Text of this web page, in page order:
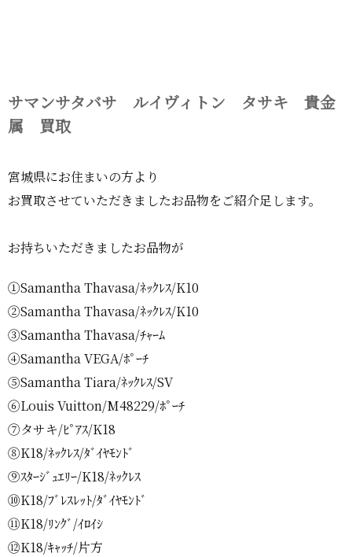
サマンサタバサ ルイヴィトン タサキ 貴金
属 買取
宮城県にお住まいの方より
お買取させていただきましたお品物をご紹介足します。
お持ちいただきましたお品物が
①Samantha Thavasa/ﾈｯｸﾚｽ/K10
②Samantha Thavasa/ﾈｯｸﾚｽ/K10
③Samantha Thavasa/ﾁｬｰﾑ
④Samantha VEGA/ﾎﾟｰﾁ
⑤Samantha Tiara/ﾈｯｸﾚｽ/SV
⑥Louis Vuitton/M48229/ﾎﾟｰﾁ
⑦タサキ/ﾋﾟｱｽ/K18
⑧K18/ﾈｯｸﾚｽ/ﾀﾞｲﾔﾓﾝﾄﾞ
⑨ｽﾀｰｼﾞｭｴﾘｰ/K18/ﾈｯｸﾚｽ
⑩K18/ﾌﾞﾚｽﾚｯﾄ/ﾀﾞｲﾔﾓﾝﾄﾞ
⑪K18/ﾘﾝｸﾞ/ｲﾛｲｼ
⑫K18/ｷｬｯﾁ/片方